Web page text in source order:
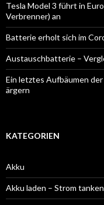
Tesla Model 3 führt in
Verbrenner) an
Batterie erholt sich im
Austauschbatterie –
Ein letztes Aufbäumen
ärgern
KATEGORIEN
Akku
Akku laden – Strom tanken